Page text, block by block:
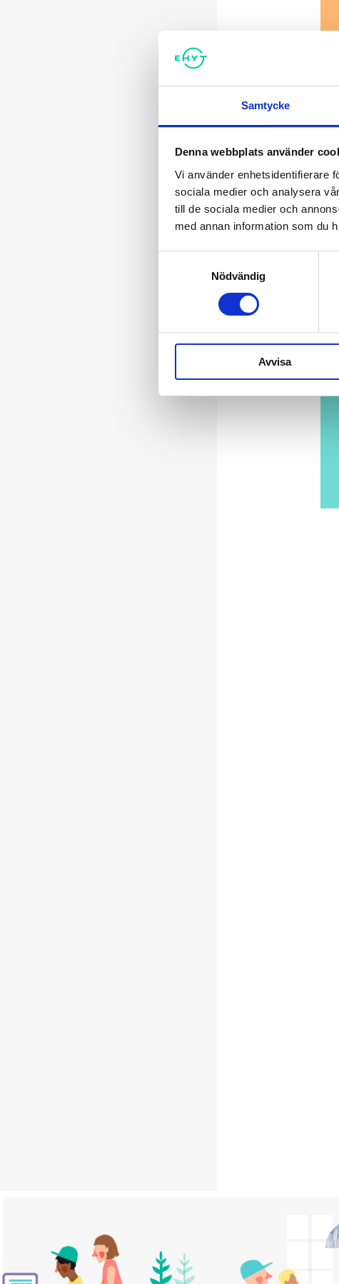
Samtycke
Denna webbplats använder
Vi använder enhetsidentifierare
sociala medier och analysera
till de sociala medier och
med annan information som du
Nödvändig
Avvisa